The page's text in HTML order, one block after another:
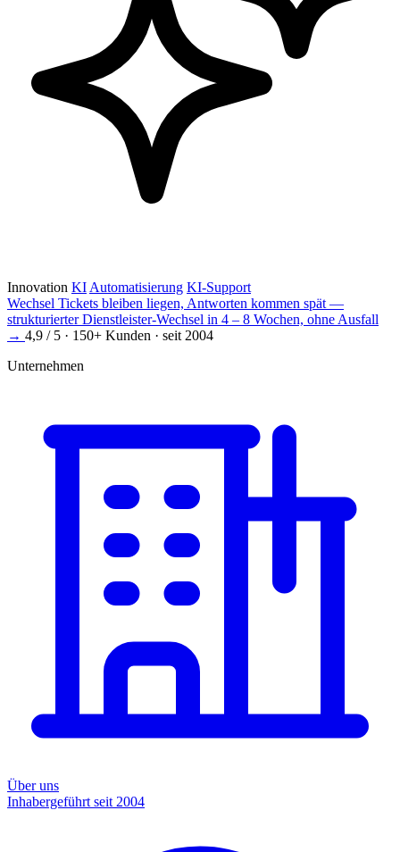
Innovation KI Automatisierung KI-Support
Wechsel Tickets bleiben liegen, Antworten kommen spät —
strukturierter Dienstleister-Wechsel in 4 – 8 Wochen, ohne Ausfall
→ 4,9 / 5 · 150+ Kunden · seit 2004
Unternehmen
Über uns
Inhabergeführt seit 2004